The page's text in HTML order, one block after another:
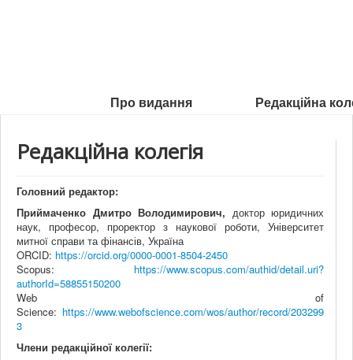
Про видання Редакційна
Редакційна колегія
Головний редактор:
Приймаченко Дмитро Володимирович, доктор юридичних
наук, професор, проректор з наукової роботи, Університет
митної справи та фінансів, Україна
ORCID: https://orcid.org/0000-0001-8504-2450
Scopus: https://www.scopus.com/authid/detail.uri?
authorId=58855150200
Web of
Science: https://www.webofscience.com/wos/author/record/203299
3
Члени редакційної колегії: